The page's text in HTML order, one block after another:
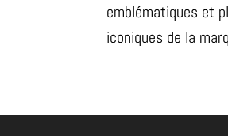
emblématiques et
iconiques de la